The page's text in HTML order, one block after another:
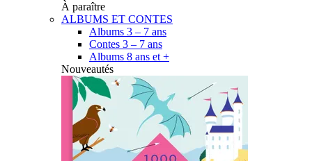
À paraître
ALBUMS ET CONTES
Albums 3 – 7 ans
Contes 3 – 7 ans
Albums 8 ans et +
Nouveautés